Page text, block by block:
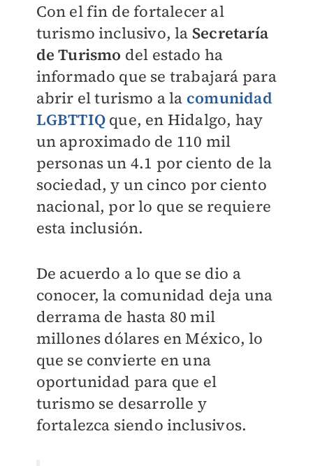
Con el fin de fortalecer al
turismo inclusivo, la Secretaría
de Turismo del estado ha
informado que se trabajará para
abrir el turismo a la comunidad
LGBTTIQque, en Hidalgo, hay
un aproximado de 110 mil
personas un 4.1 por ciento de la
sociedad, y un cinco por ciento
nacional, por lo que se requiere
esta inclusión.
De acuerdo a lo que se dio a
conocer, la comunidad deja una
derrama de hasta 80 mil
millones dólares en México, lo
que se convierte en una
oportunidad para que el
turismo se desarrolle y
fortalezca siendo inclusivos.